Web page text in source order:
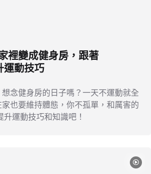
裡變成健身房，跟著
運動技巧
念健身房的日子嗎？一天不運動就全
也要維持體態，你不孤單，和厲害的
運動技巧和知識吧！